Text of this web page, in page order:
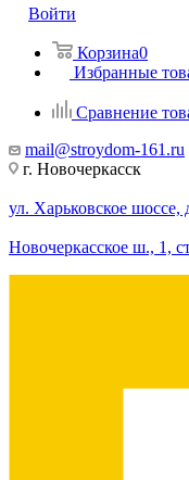
Войти
Корзина0
Избранные
Сравнение
mail@stroydom-161.ru
г. Новочеркасск
ул. Харьковское шоссе,
Новочеркасское ш., 1,